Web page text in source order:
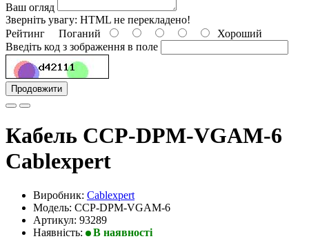
Ваш огляд
Зверніть увагу: HTML не перекладено!
Рейтинг Поганий
Хороший
Введіть код з зображення в поле
Продовжити
Кабель CCP-DPM-VGAM-6
Cablexpert
Виробник: Cablexpert
Модель: CCP-DPM-VGAM-6
Артикул: 93289
Наявність:
В наявності